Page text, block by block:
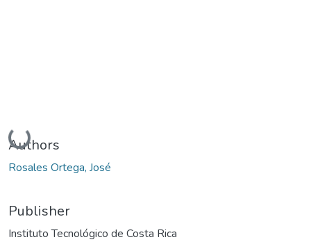
Loading...
Authors
Rosales Ortega, José
Publisher
Instituto Tecnológico de Costa Rica